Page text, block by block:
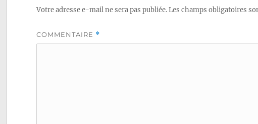
Votre adresse e-mail ne sera pas publiée.Les champs obligatoires
COMMENTAIRE *